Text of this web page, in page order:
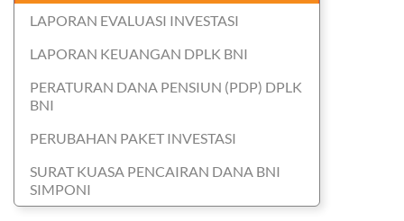
LAPORAN EVALUASI INVESTASI
LAPORAN KEUANGAN DPLK BNI
PERATURAN DANA PENSIUN (PDP) DPLK
BNI
PERUBAHAN PAKET INVESTASI
SURAT KUASA PENCAIRAN DANA BNI
SIMPONI